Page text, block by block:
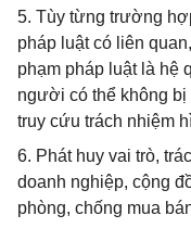
5. Tùy từng trường
pháp luật có liên
phạm pháp luật là hệ
người có thể không
truy cứu trách nhiệm
6. Phát huy vai trò,
doanh nghiệp, cộng
phòng, chống mua